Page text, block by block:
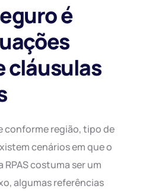
é
cláusulas
conforme região, tipo de
cenários em que o
costuma ser um
algumas referências